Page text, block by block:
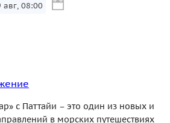
авг, 08:00
с Паттайи – это один из новых и
в морских путешествиях